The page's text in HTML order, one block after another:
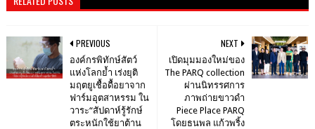
NEXT
เปิดมุมมองใหม่ของ
The PARQ collection
ผ่านนิทรรศการ
ภาพถ่ายขาวดำ
Piece Place PARQ
โดยธนพล แก้วพริ้ง
PREVIOUS
องค์กรพิทักษ์สัตว์
แห่งโลกย้ำ เร่งยุติ
มฤตยูเชื้อดื้อยาจาก
ฟาร์มอุตสาหรรม ใน
วาระ“สัปดาห์รู้รักษ์
ตระหนักใช้ยาต้าน